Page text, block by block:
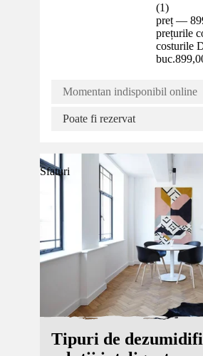
(1)
preț —
prețurile
costurile
buc.
Momentan indisponibil online
Poate fi rezervat
Sfaturi
Tipuri de